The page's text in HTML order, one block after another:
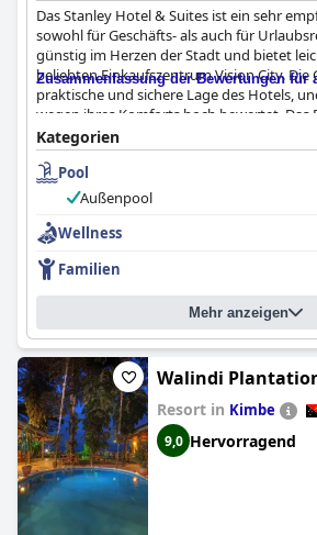
Das Stanley Hotel & Suites ist ein sehr
sowohl für Geschäfts- als auch für
günstig im Herzen der Stadt und bietet
beliebten Einkaufszentrum Vision City. Die
praktische und sichere Lage des Hotels,
wegen ihres Komforts hoch bewertet.
ist hervorragend, mit frischen und gut
ausgezeichnetem Personal. Die Zimmer
geräumig und gut ausgestattet mit
tadelloser Sauberkeit. Das Personal ist im
freundlich, hilfsbereit und zuvorkommend
die Bedürfnisse der Gäste erfüllt werden
unterschiedlich bewertet, aber insgesamt
positive Erfahrungen gemacht. Das
außergewöhnliches Hotel mit
Dienstleistungen, und die Gäste
wieder hier zu übernachten.
Zusammenfassung der Bewertungen für
Kategorien
Pool
Außenpool
Wellness
Familien
Mehr anzeigen
Walindi
Resort in Kimbe
9,0 Hervorragend